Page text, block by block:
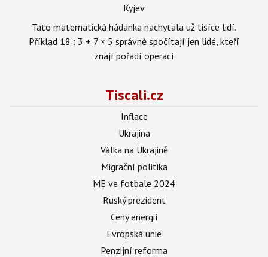
Kyjev
Tato matematická hádanka nachytala už tisíce lidí.
Příklad 18 : 3 + 7 × 5 správně spočítají jen lidé, kteří
znají pořadí operací
Tiscali.cz
Inflace
Ukrajina
Válka na Ukrajině
Migrační politika
ME ve fotbale 2024
Ruský prezident
Ceny energií
Evropská unie
Penzijní reforma